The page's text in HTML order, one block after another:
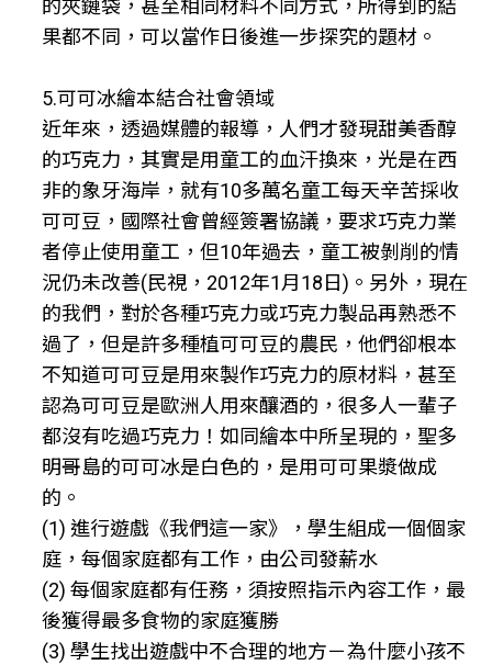
的夾鏈袋，甚至相同材料不同方式，所得到的結
果都不同，可以當作日後進一步探究的題材。
5.可可冰繪本結合社會領域
近年來，透過媒體的報導，人們才發現甜美香醇
的巧克力，其實是用童工的血汗換來，光是在西
非的象牙海岸，就有10多萬名童工每天辛苦採收
可可豆，國際社會曾經簽署協議，要求巧克力業
者停止使用童工，但10年過去，童工被剝削的情
況仍未改善(民視，2012年1月18日)。另外，現在
的我們，對於各種巧克力或巧克力製品再熟悉不
過了，但是許多種植可可豆的農民，他們卻根本
不知道可可豆是用來製作巧克力的原材料，甚至
認為可可豆是歐洲人用來釀酒的，很多人一輩子
都沒有吃過巧克力！如同繪本中所呈現的，聖多
明哥島的可可冰是白色的，是用可可果漿做成
的。
(1) 進行遊戲《我們這一家》，學生組成一個個家
庭，每個家庭都有工作，由公司發薪水
(2) 每個家庭都有任務，須按照指示內容工作，最
後獲得最多食物的家庭獲勝
(3) 學生找出遊戲中不合理的地方－為什麼小孩不